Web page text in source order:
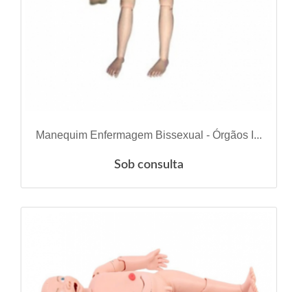
VER DETALHES
Manequim Enfermagem Bissexual - Órgãos I...
Sob consulta